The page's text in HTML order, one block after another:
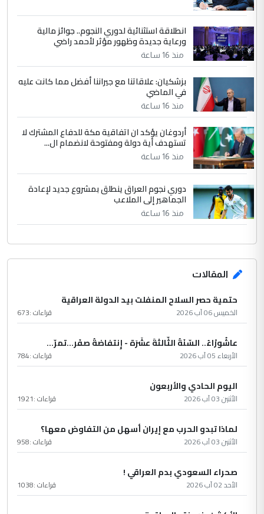
الموضوع :
مضجعيك يابن الزنا (نص كامل)
انطلاقة استثنائية لدوري النجوم.. جوائز مالية
ورعاية جديدة وظهور مؤثر لأحمد راضي
منذ 16 ساعة
بزشكيان: علاقاتنا مع جيراننا أفضل مما كانت عليه
في الماضي
منذ 16 ساعة
أردوغان يؤكد ان اتفاقية مكة للدفاع المشترك لا
تستهدف أية دولة ومفتوحة لانضمام ال...
منذ 16 ساعة
دوري نجوم العراق ينطلق بمشروع جديد لإعادة
الجماهير إلى الملاعب
منذ 16 ساعة
المقالات
حتمية حصر السلاح المنفلت بيد الدولة العراقية
الخميس 06 آب 2026 قراءات :673
عاشُورْاءُ.. السّنَةُ الثّالثةَ عشَرَة - إِنتفاضةُ صفَر…تمرّ...
الأربعاء 05 آب 2026 قراءات :784
اليوم الحادي والأربعون
الأثنين 03 آب 2026 قراءات :1921
لماذا تبدو الحرب مع إيران أسهل من التفاوض معها؟
الأثنين 03 آب 2026 قراءات :958
صحراء السعودي بدم العراقي !
الأحد 02 آب 2026 قراءات :1038